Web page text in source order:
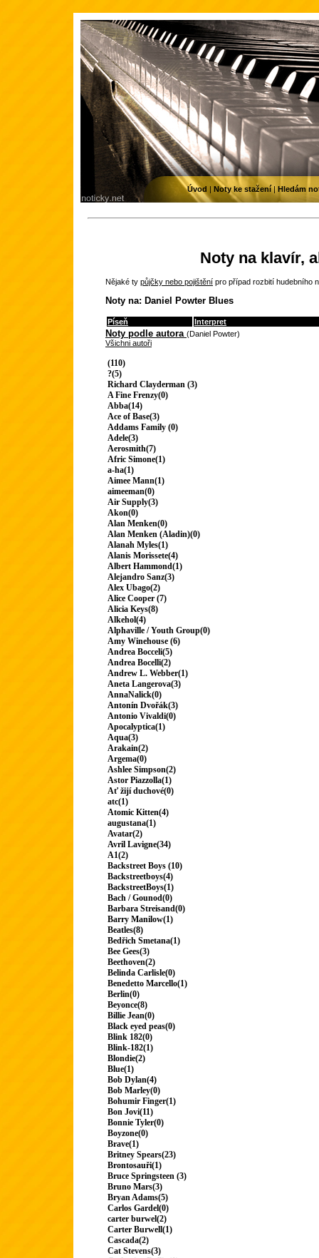
Noty na klavír,
Nějaké ty půjčky nebo pojištění pro případ rozbití hudebního
Noty na: Daniel Powter Blues
Píseň Interpret
Noty podle autora (Daniel Powter)
Všichni autoři
(110)
?(5)
Richard Clayderman (3)
A Fine Frenzy(0)
Abba(14)
Ace of Base(3)
Addams Family (0)
Adele(3)
Aerosmith(7)
Afric Simone(1)
a-ha(1)
Aimee Mann(1)
aimeeman(0)
Air Supply(3)
Akon(0)
Alan Menken(0)
Alan Menken (Aladin)(0)
Alanah Myles(1)
Alanis Morissete(4)
Albert Hammond(1)
Alejandro Sanz(3)
Alex Ubago(2)
Alice Cooper (7)
Alicia Keys(8)
Alkehol(4)
Alphaville / Youth Group(0)
Amy Winehouse (6)
Andrea Bocceli(5)
Andrea Bocelli(2)
Andrew L. Webber(1)
Aneta Langerova(3)
AnnaNalick(0)
Antonín Dvořák(3)
Antonio Vivaldi(0)
Apocalyptica(1)
Aqua(3)
Arakain(2)
Argema(0)
Ashlee Simpson(2)
Astor Piazzolla(1)
Ať žijí duchové(0)
atc(1)
Atomic Kitten(4)
augustana(1)
Avatar(2)
Avril Lavigne(34)
A1(2)
Backstreet Boys (10)
Backstreetboys(4)
BackstreetBoys(1)
Bach / Gounod(0)
Barbara Streisand(0)
Barry Manilow(1)
Beatles(8)
Bedřich Smetana(1)
Bee Gees(3)
Beethoven(2)
Belinda Carlisle(0)
Benedetto Marcello(1)
Berlin(0)
Beyonce(8)
Billie Jean(0)
Black eyed peas(0)
Blink 182(0)
Blink-182(1)
Blondie(2)
Blue(1)
Bob Dylan(4)
Bob Marley(0)
Bohumir Finger(1)
Bon Jovi(11)
Bonnie Tyler(0)
Boyzone(0)
Brave(1)
Britney Spears(23)
Brontosauři(1)
Bruce Springsteen (3)
Bruno Mars(3)
Bryan Adams(5)
Carlos Gardel(0)
carter burwel(2)
Carter Burwell(1)
Cascada(2)
Cat Stevens(3)
Úvod | Noty ke stažení| Hledám